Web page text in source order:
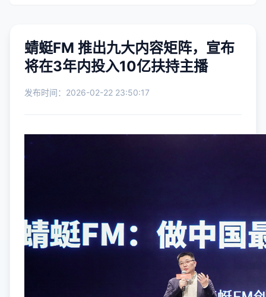
蜻蜓FM 推出九大内容矩阵，宣布
将在3年内投入10亿扶持主播
发布时间：2026-02-22 23:50:17